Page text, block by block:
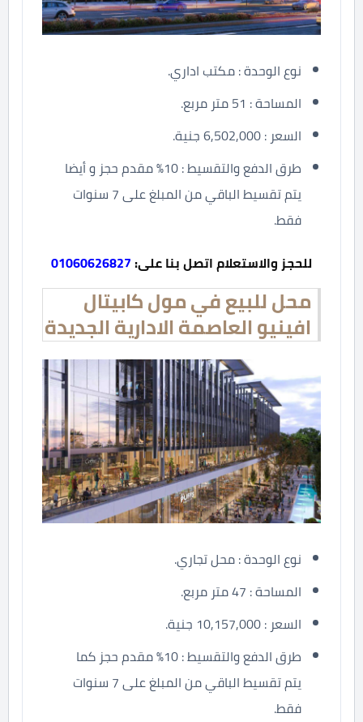
نوع الوحدة : مكتب اداري.
المساحة : 51 متر مربع.
السعر : 6,502,000 جنية.
طرق الدفع والتقسيط : 10% مقدم حجز و أيضا
يتم تقسيط الباقي من المبلغ على 7 سنوات
فقط.
للحجز والاستعلام اتصل بنا على:01060626827
محل للبيع في مول كابيتال
افينيو العاصمة الادارية الجديدة
نوع الوحدة : محل تجاري.
المساحة : 47 متر مربع.
السعر : 10,157,000 جنية.
طرق الدفع والتقسيط : 10% مقدم حجز كما
يتم تقسيط الباقي من المبلغ على 7 سنوات
فقط.